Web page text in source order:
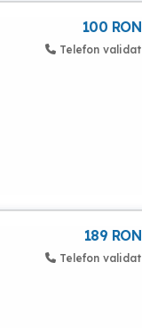
100 RON
Telefon validat
189 RON
Telefon validat